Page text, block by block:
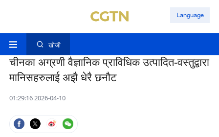
Language
खोजी
चीनका अग्रणी वैज्ञानिक प्राविधिक उत्पादित-वस्तुद्वारा
मानिसहरुलाई अझै धेरै छनौट
01:29:16 2026-04-10